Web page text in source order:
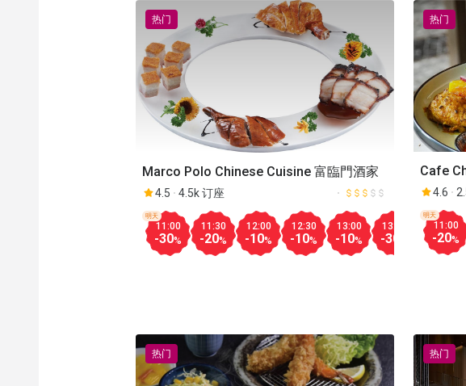
Marco Polo Chinese Cuisine 富臨門酒家
4.5 4.5k 订座
11:00
-30%
明天
11:30
-20%
12:00
-10%
12:30
-10%
13:00
-10%
13:30
-30
14:00
-50%
热门
Cafe
4.6
11:00
-20%
明天
热门
热门 热门